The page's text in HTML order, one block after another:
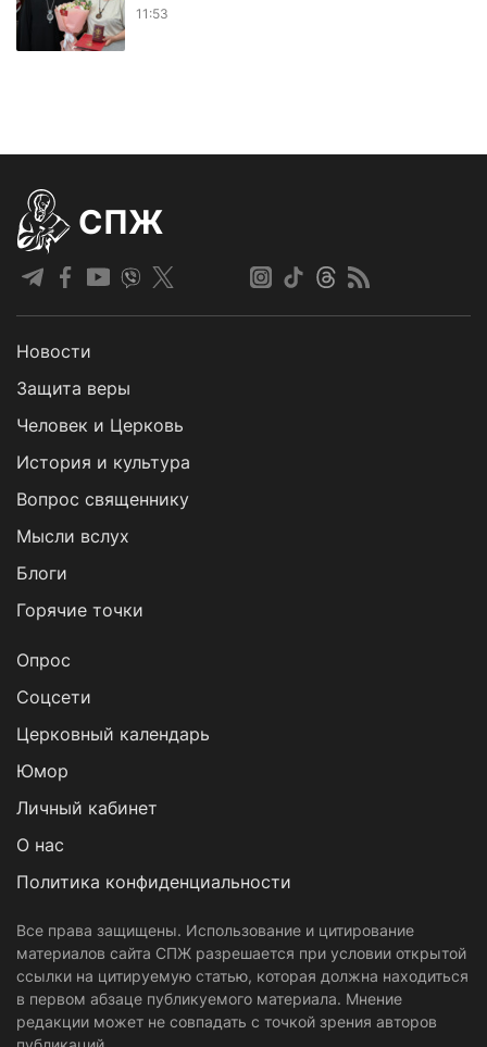
11:53
СПЖ
Новости
Защита веры
Человек и Церковь
История и культура
Вопрос священнику
Мысли вслух
Блоги
Горячие точки
Опрос
Cоцсети
Церковный календарь
Юмор
Личный кабинет
О нас
Политика конфиденциальности
Все права защищены. Использование и цитирование
материалов сайта СПЖ разрешается при условии открытой
ссылки на цитируемую статью, которая должна находиться
в первом абзаце публикуемого материала. Мнение
редакции может не совпадать с точкой зрения авторов